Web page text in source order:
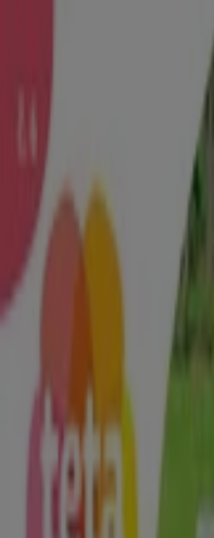
Nachádzate sa tu:
FeaturedSupermarkety
Doplnky
Elektronika
Kozmetika
Šport
Náhradné Diely
Drogérie v
Výpredaje a
Tiendeo v Prievidza